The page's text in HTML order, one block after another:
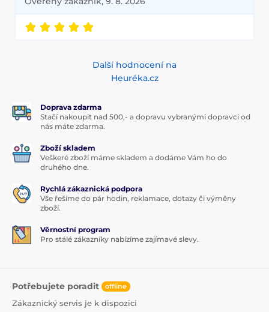
Další hodnocení na
Heuréka.cz
Doprava zdarma
Stačí nakoupit nad 500,- a dopravu vybranými dopravci od
nás máte zdarma.
Zboží skladem
Veškeré zboží máme skladem a dodáme Vám ho do
druhého dne.
Rychlá zákaznická podpora
Vše řešíme do pár hodin, reklamace, dotazy či výměny
zboží.
Věrnostní program
Pro stálé zákazníky nabízíme zajímavé slevy.
Potřebujete poradit offline
Zákaznický servis je k dispozici